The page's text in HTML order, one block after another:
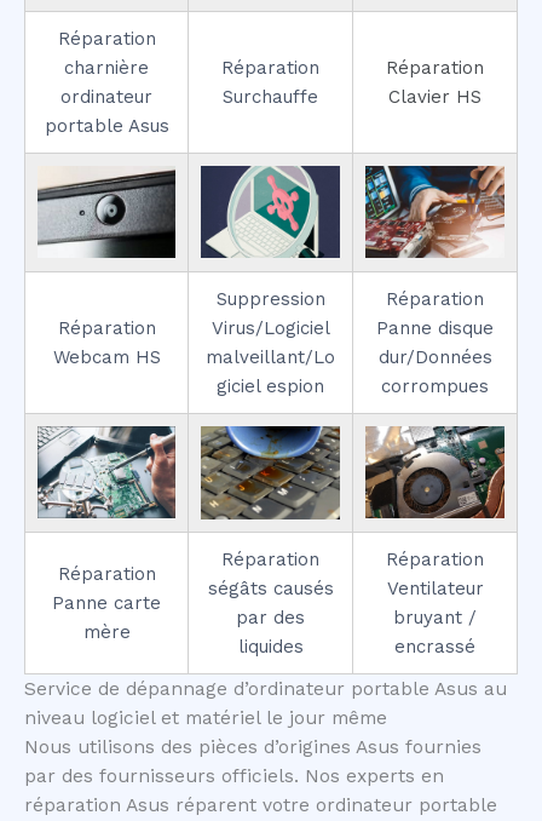
Réparation
charnière
ordinateur
portable Asus
Réparation
Surchauffe
Réparation
Clavier HS
Réparation
Webcam HS
Suppression
Virus/Logiciel
malveillant/Lo
giciel espion
Réparation
Panne disque
dur/Données
corrompues
Réparation
Panne carte
mère
Réparation
ségâts causés
par des
liquides
Réparation
Ventilateur
bruyant /
encrassé
Service de dépannage d’ordinateur portable Asus au
niveau logiciel et matériel le jour même
Nous utilisons des pièces d’origines Asus fournies
par des fournisseurs officiels. Nos experts en
réparation Asus réparent votre ordinateur portable